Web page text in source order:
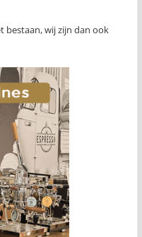
bestaan, wij zijn dan ook